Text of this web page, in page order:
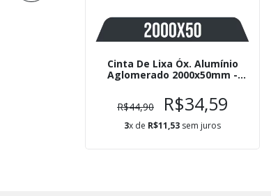
Cinta De Lixa Óx. Alumínio
Aglomerado 2000x50mm -
R$44,90
R$34,59
3x de R$11,53 sem juros